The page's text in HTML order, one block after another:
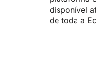
disponível
de toda a